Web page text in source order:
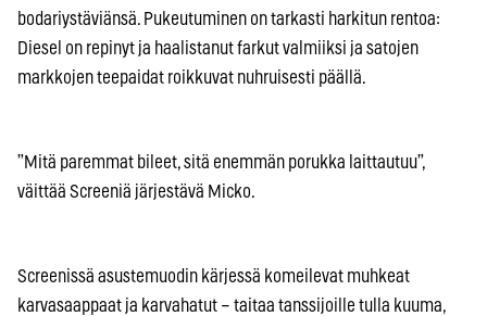
bodariystäviänsä. Pukeutuminen on tarkasti harkitun rentoa:
Diesel on repinyt ja haalistanut farkut valmiiksi ja satojen
markkojen teepaidat roikkuvat nuhruisesti päällä.
”Mitä paremmat bileet, sitä enemmän porukka laittautuu”,
väittää Screeniä järjestävä Micko.
Screenissä asustemuodin kärjessä komeilevat muhkeat
karvasaappaat ja karvahatut – taitaa tanssijoille tulla kuuma,